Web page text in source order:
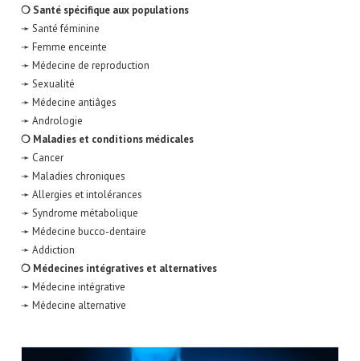
❍ Santé spécifique aux populations
➛ Santé féminine
➛ Femme enceinte
➛ Médecine de reproduction
➛ Sexualité
➛ Médecine antiâges
➛ Andrologie
❍ Maladies et conditions médicales
➛ Cancer
➛ Maladies chroniques
➛ Allergies et intolérances
➛ Syndrome métabolique
➛ Médecine bucco-dentaire
➛ Addiction
❍ Médecines intégratives et alternatives
➛ Médecine intégrative
➛ Médecine alternative